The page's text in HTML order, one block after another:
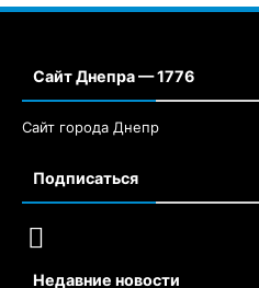
Сайт Днепра — 1776
Сайт города Днепр
Подписаться
Недавние новости